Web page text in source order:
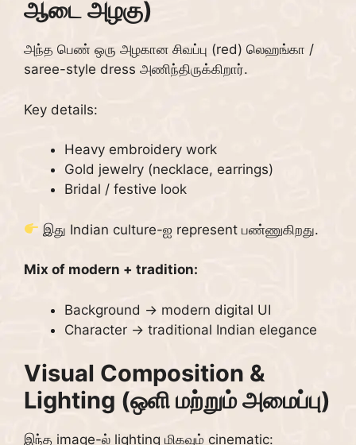
ஆடை அழகு)
அந்த பெண் ஒரு அழகான சிவப்பு (red) லெஹங்கா /
saree-style dress அணிந்திருக்கிறார்.
Key details:
Heavy embroidery work
Gold jewelry (necklace, earrings)
Bridal / festive look
இது Indian culture-ஐ represent பண்ணுகிறது.
Mix of modern + tradition:
Background → modern digital UI
Character → traditional Indian elegance
Visual Composition &
Lighting (ஒளி மற்றும் அமைப்பு)
இந்த image-ல் lighting மிகவும் cinematic: